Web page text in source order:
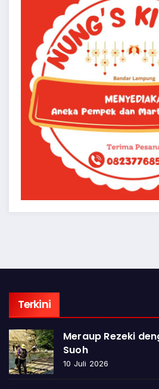
Terkini
Meraup Rezeki
Suoh
10 Juli 2026